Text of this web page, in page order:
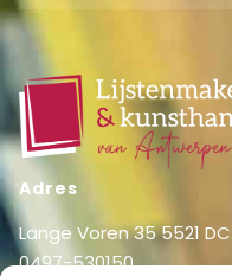
Adres
Lange Voren 35 5521
0497-530150